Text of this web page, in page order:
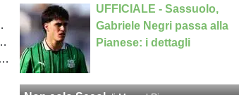
UFFICIALE - Sassuolo,
Gabriele Negri passa alla
Pianese: i dettagli